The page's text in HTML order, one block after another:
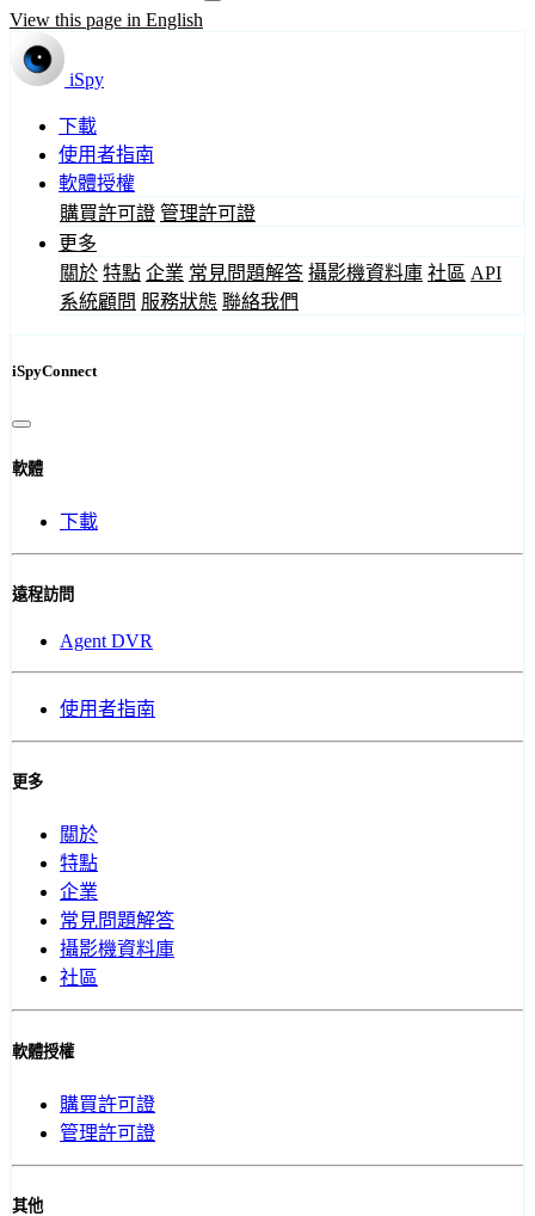
View this page in English
iSpy
下載
使用者指南
軟體授權
購買許可證 管理許可證
更多
關於 特點 企業 常見問題解答 攝影機資料庫 社區 API
系統顧問 服務狀態 聯絡我們
iSpyConnect
軟體
下載
遠程訪問
Agent DVR
使用者指南
更多
關於
特點
企業
常見問題解答
攝影機資料庫
社區
軟體授權
購買許可證
管理許可證
其他